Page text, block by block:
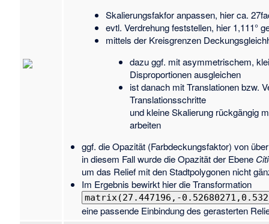
Skalierungsfakfor anpassen, hier ca.
evtl. Verdrehung feststellen, hier 1,111°
mittels der Kreisgrenzen
dazu ggf. mit asymmetrischem,
Disproportionen ausgleichen
ist danach mit Translationen bzw.
Translationsschritte
und kleine Skalierung rückgängig
arbeiten
ggf. die Opazität (Farbdeckungsfaktor) von
in diesem Fall wurde die Opazität der Ebene
um das Relief mit den Stadtpolygonen nicht
Im Ergebnis bewirkt hier die Transformation
matrix(27.447196,-
eine passende Einbindung des gerasterten